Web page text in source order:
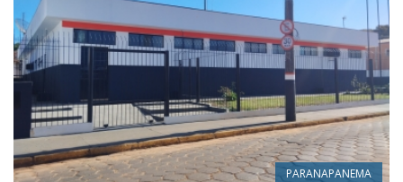
PARANAPANEMA